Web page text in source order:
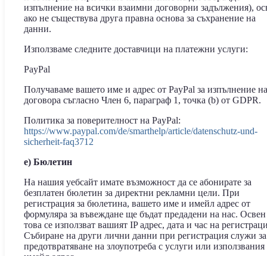
изпълнение на всички взаимни договорни задължения),
ако не съществува друга правна основа за съхранение на
данни.
Използваме следните доставчици на платежни услуги:
PayPal
Получаваме вашето име и адрес от PayPal за изпълнение на
договора съгласно Член 6, параграф 1, точка (b) от GDPR.
Политика за поверителност на PayPal:
https://www.paypal.com/de/smarthelp/article/datenschutz-und-
sicherheit-faq3712
e) Бюлетин
На нашия уебсайт имате възможност да се абонирате за
безплатен бюлетин за директни рекламни цели. При
регистрация за бюлетина, вашето име и имейл адрес от
формуляра за въвеждане ще бъдат предадени на нас. Освен
това се използват вашият IP адрес, дата и час на
Събиране на други лични данни при регистрация служи за
предотвратяване на злоупотреба с услуги или използвания